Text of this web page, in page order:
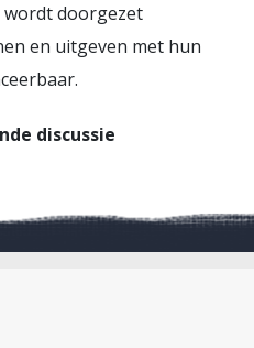
doorgezet
en uitgeven met hun
discussie